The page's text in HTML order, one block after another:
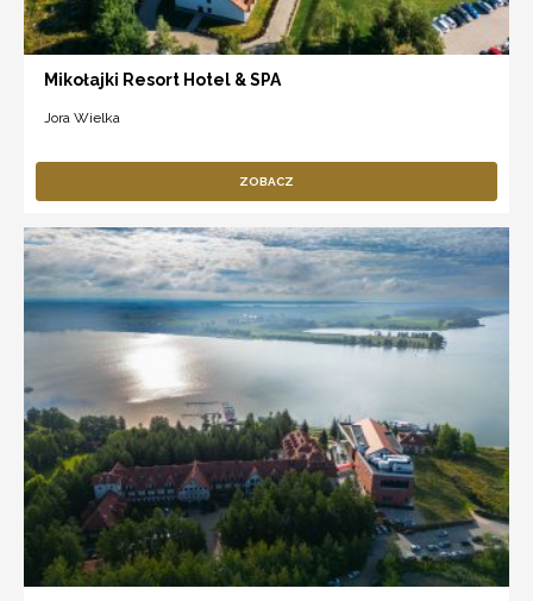
Mikołajki Resort Hotel & SPA
Jora Wielka
ZOBACZ